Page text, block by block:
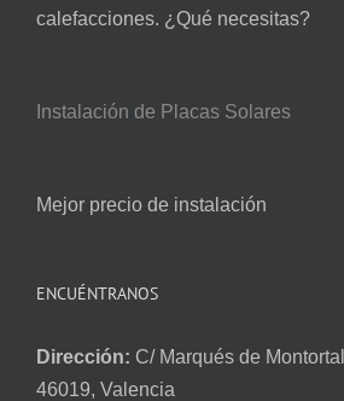
calefacciones. ¿Qué necesitas?
Instalación de Placas Solares
Mejor precio de instalación
ENCUÉNTRANOS
Dirección: C/ Marqués de
46019, Valencia